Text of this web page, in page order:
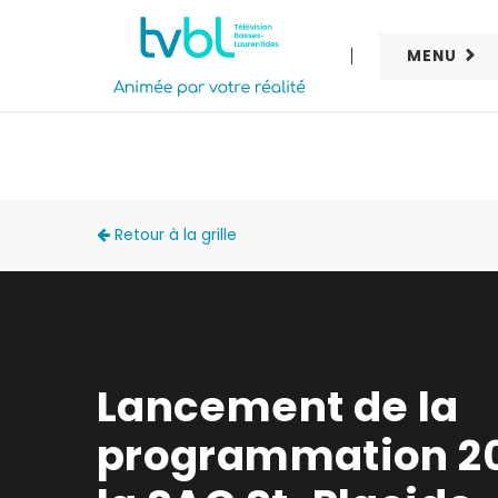
MENU
Retour à la grille
Lancement de la
programmation